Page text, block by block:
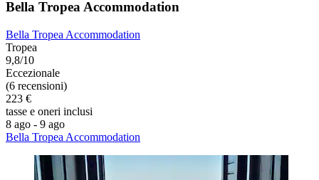
Bella Tropea Accommodation
Bella Tropea Accommodation
Tropea
9,8/10
Eccezionale
(6 recensioni)
223 €
tasse e oneri inclusi
8 ago - 9 ago
Bella Tropea Accommodation